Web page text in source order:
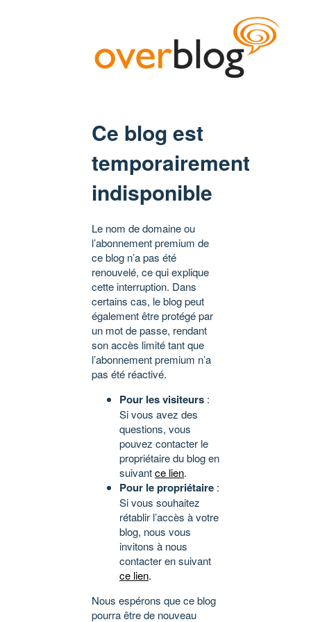
Ce blog est
temporairement
indisponible
Le nom de domaine ou
l’abonnement premium de
ce blog n’a pas été
renouvelé, ce qui explique
cette interruption. Dans
certains cas, le blog peut
également être protégé par
un mot de passe, rendant
son accès limité tant que
l’abonnement premium n’a
pas été réactivé.
Pour les visiteurs :
Si vous avez des
questions, vous
pouvez contacter le
propriétaire du blog en
suivantce lien.
Pour le propriétaire :
Si vous souhaitez
rétablir l’accès à votre
blog, nous vous
invitons à nous
contacter en suivant
ce lien.
Nous espérons que ce blog
pourra être de nouveau